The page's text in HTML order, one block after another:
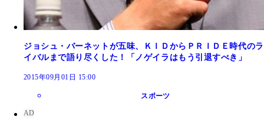
ジョシュ・バーネットが五味、ＫＩＤからＰＲＩＤＥ時代のラ
イバルまで語り尽くした！「ノゲイラはもう引退すべき」
2015年09月01日 15:00
スポーツ